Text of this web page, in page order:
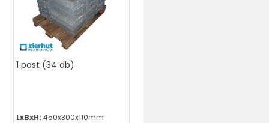
1 post (34 db)
LxBxH: 450x300x110mm